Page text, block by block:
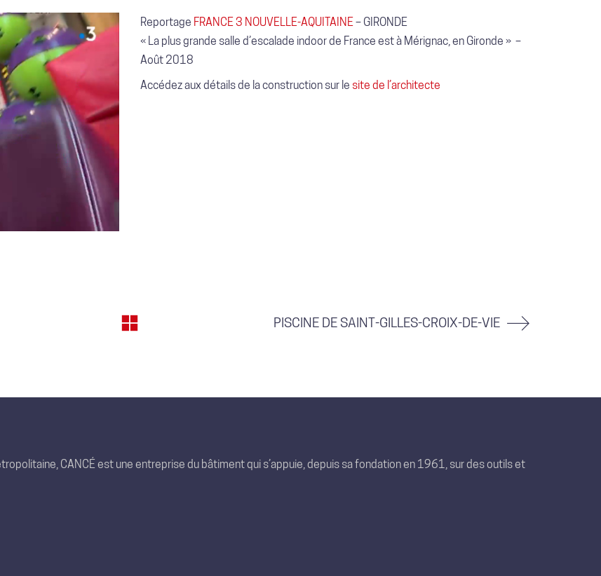
Reportage FRANCE 3 NOUVELLE-AQUITAINE– GIRONDE
« La plus grande salle d’escalade indoor de France est à Mérignac, en Gironde » –
Août 2018
Accédez aux détails de la construction sur le site de l’architecte
PISCINE DE SAINT-GILLES-CROIX-DE-VIE
CANCÉ est une entreprise du bâtiment qui s’appuie, depuis sa fondation en 1961, sur des outils et